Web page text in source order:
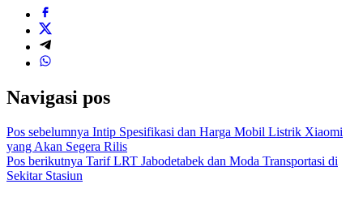
Navigasi pos
Pos sebelumnya Intip Spesifikasi dan Harga Mobil Listrik Xiaomi
yang Akan Segera Rilis
Pos berikutnya Tarif LRT Jabodetabek dan Moda Transportasi di
Sekitar Stasiun